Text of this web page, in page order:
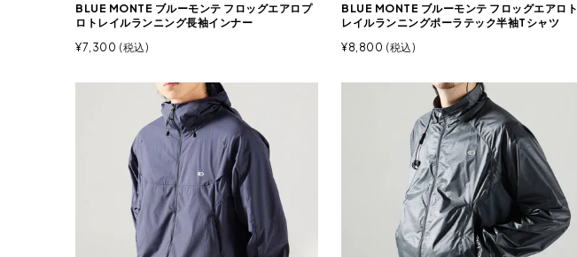
BLUE MONTE ブルーモンテ フロッグエアロプ
ロトレイルランニング長袖インナー
¥7,300 税込
BLUE MONTE ブルーモンテ フロッグエアロト
レイルランニングポーラテック半袖Tシャツ
¥8,800 税込